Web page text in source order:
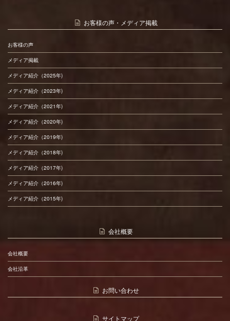
お客様の声・メディア掲載
お客様の声
メディア掲載
メディア紹介（2025年)
メディア紹介（2023年)
メディア紹介（2021年)
メディア紹介（2020年)
メディア紹介（2019年)
メディア紹介（2018年)
メディア紹介（2017年)
メディア紹介（2016年)
メディア紹介（2015年)
会社概要
会社概要
会社沿革
お問い合わせ
サイトマップ